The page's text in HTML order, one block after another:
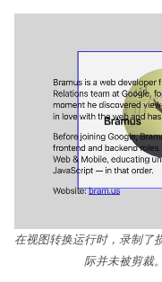
在视图转换运行时，录制了
际并未被剪裁